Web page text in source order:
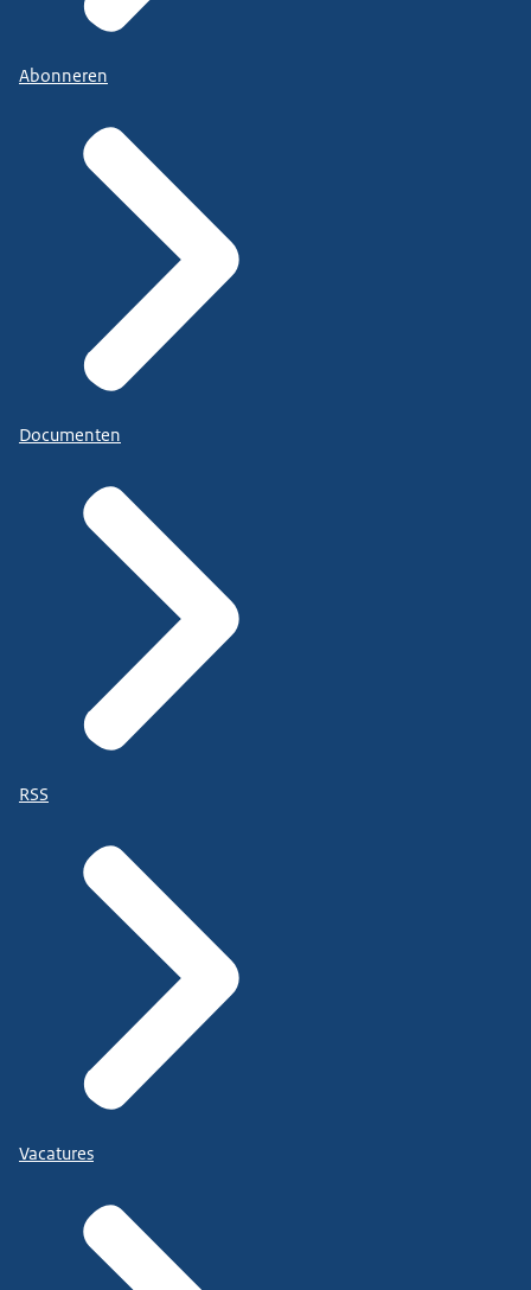
Abonneren
Documenten
RSS
Vacatures